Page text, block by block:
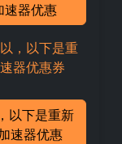
速器优惠
，以下是重
器优惠券
以下是重新
速器优惠